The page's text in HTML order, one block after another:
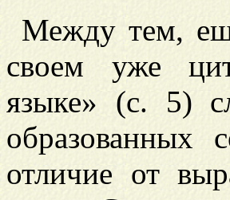
Между тем,
своем уже
языке» (с. 5)
образованных
отличие от